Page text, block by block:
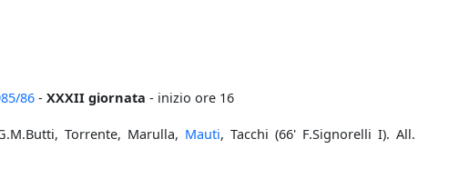
86 - XXXII giornata - inizio ore 16
Torrente, Marulla, Mauti, Tacchi (66' F.Signorelli I). All.